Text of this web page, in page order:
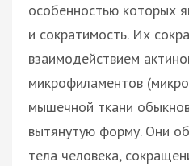
особенностью которых
и сократимость. Их
взаимодействием
микрофиламентов
мышечной ткани
вытянутую форму. Они
тела человека,